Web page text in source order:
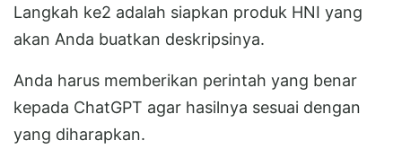
Langkah ke2 adalah siapkan produk HNI yang
akan Anda buatkan deskripsinya.
Anda harus memberikan perintah yang benar
kepada ChatGPT agar hasilnya sesuai dengan
yang diharapkan.